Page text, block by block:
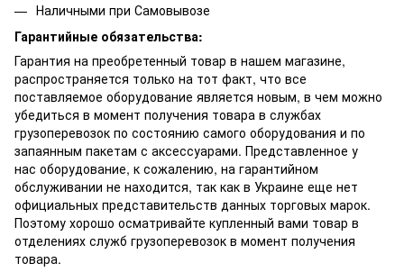
Наличными при Самовывозе
Гарантийные обязательства:
Гарантия на преобретенный товар в нашем магазине,
распространяется только на тот факт, что все
поставляемое оборудование является новым, в чем можно
убедиться в момент получения товара в службах
грузоперевозок по состоянию самого оборудования и по
запаянным пакетам с аксессуарами. Представленное у
нас оборудование, к сожалению, на гарантийном
обслуживании не находится, так как в Украине еще нет
официальных представительств данных торговых марок.
Поэтому хорошо осматривайте купленный вами товар в
отделениях служб грузоперевозок в момент получения
товара.